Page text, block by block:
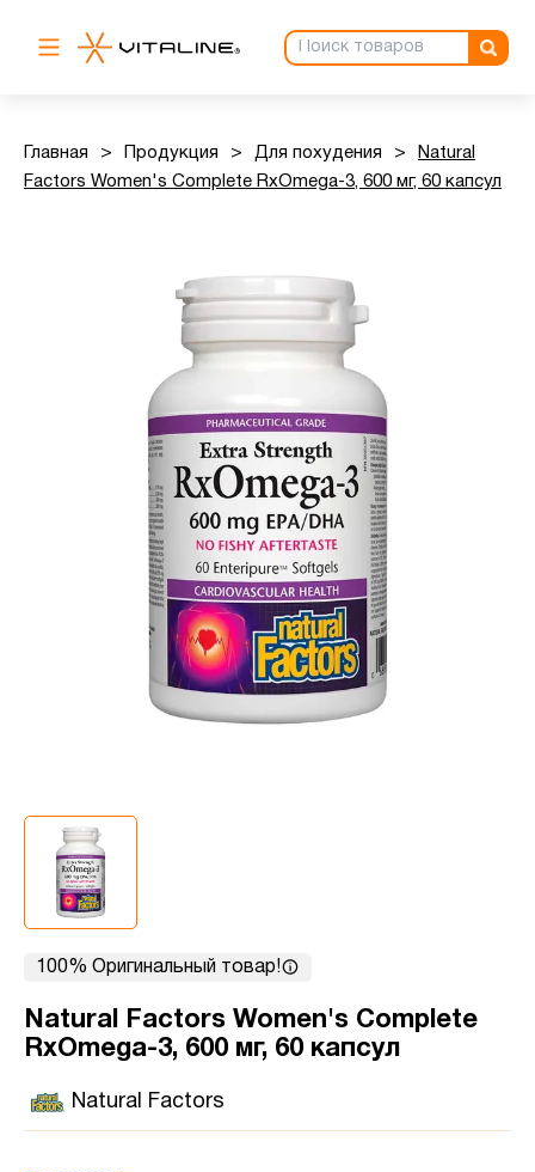
Главная > Продукция > Для похудения >
Natural
Factors Women's Complete RxOmega-3, 600 мг, 60 капсул
100% Оригинальный товар!
Natural Factors Women's Complete
RxOmega-3, 600 мг, 60 капсул
Natural Factors